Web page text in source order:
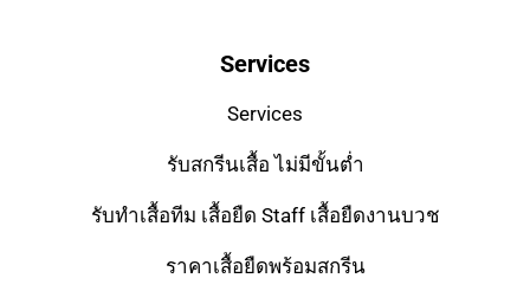
Services
Services
รับสกรีนเสื้อ ไม่มีขั้นต่ำ
รับทำเสื้อทีม เสื้อยืด Staff เสื้อยืดงานบวช
ราคาเสื้อยืดพร้อมสกรีน